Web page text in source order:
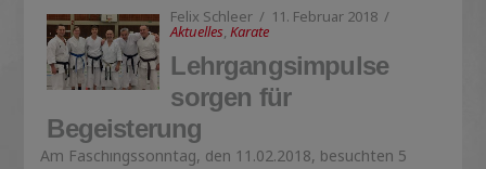
Felix Schleer 11. Februar 2018
Aktuelles,Karate
Lehrgangsimpulse
sorgen für
Begeisterung
Am Faschingssonntag, den 11.02.2018, besuchten 5